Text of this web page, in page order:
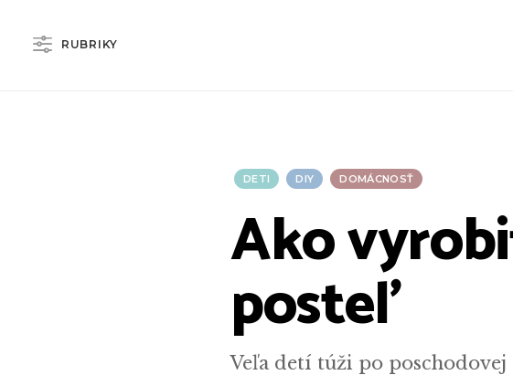
RUBRIKY
DETI DIY DOMÁCNOSŤ
Ako
posteľ
Veľa detí túži po poschodovej